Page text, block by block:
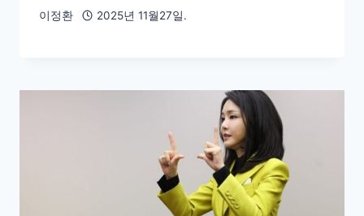
이정환 2025년 11월27일.